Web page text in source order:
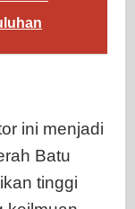
ini menjadi
Batu
tinggi